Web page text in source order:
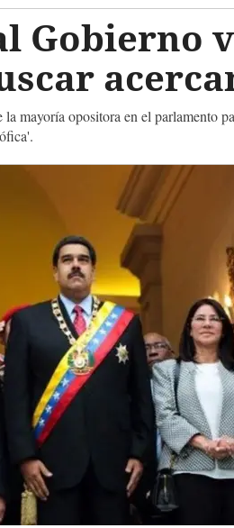
Gobierno
mayoría opositora en el parlamento